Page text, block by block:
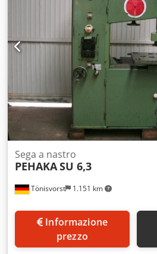
Tönisvorst 1.151 km
Sega a nastro
PEHAKASU 6,3
prezzo